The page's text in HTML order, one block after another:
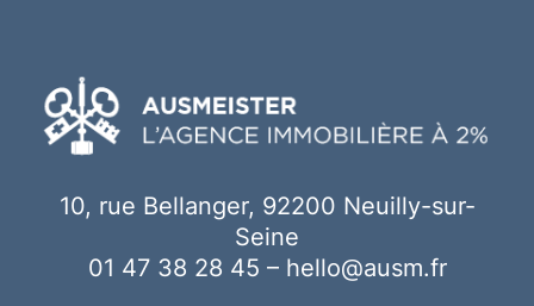
10, rue Bellanger, 92200 Neuilly-sur-
Seine
01 47 38 28 45 – hello@ausm.fr